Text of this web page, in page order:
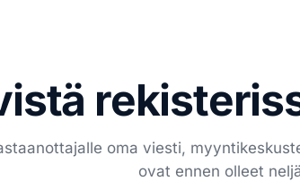
oma viesti,
ovat ennen olleet